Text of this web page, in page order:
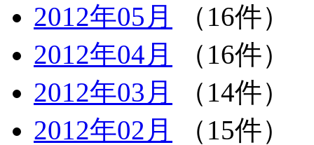
2012年05月
（16件）
2012年04月
（16件）
2012年03月
（14件）
2012年02月
（15件）